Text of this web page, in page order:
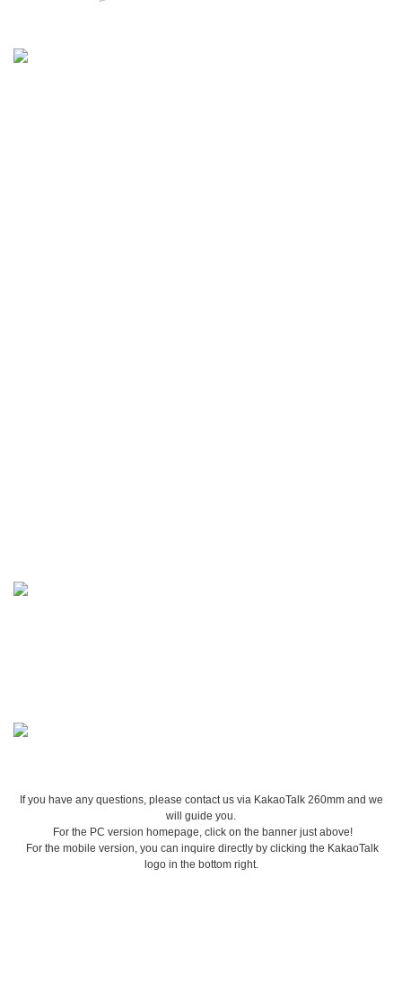
If you have any questions, please contact us via KakaoTalk 260mm and we
will guide you.
For the PC version homepage, click on the banner just above!
For the mobile version, you can inquire directly by clicking the KakaoTalk
logo in the bottom right.